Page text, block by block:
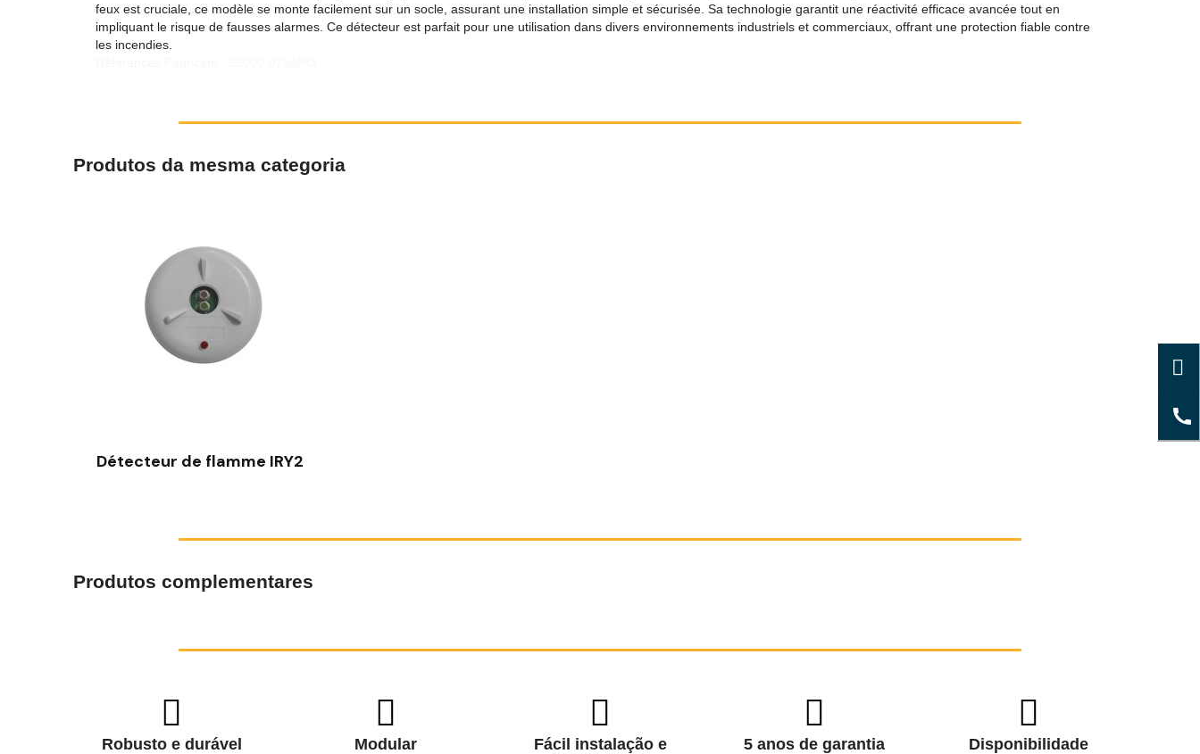
feux est cruciale, ce modèle se monte facilement sur un socle, assurant une installation simple et sécurisée. Sa technologie garantit une réactivité efficace avancée tout en
impliquant le risque de fausses alarmes. Ce détecteur est parfait pour une utilisation dans divers environnements industriels et commerciaux, offrant une protection fiable contre
les incendies.
Produtos da mesma categoria
Détecteur de flamme IRY2
Produtos complementares
Robusto e durável Modular
Fácil instalação e
5 anos de garantia Disponibilidade